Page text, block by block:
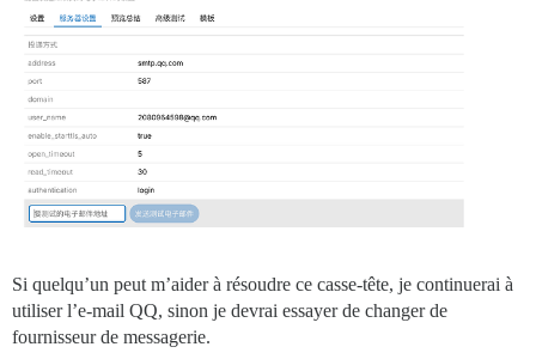
Si quelqu’un peut m’aider à résoudre ce casse-tête, je continuerai à
utiliser l’e-mail QQ, sinon je devrai essayer de changer de
fournisseur de messagerie.